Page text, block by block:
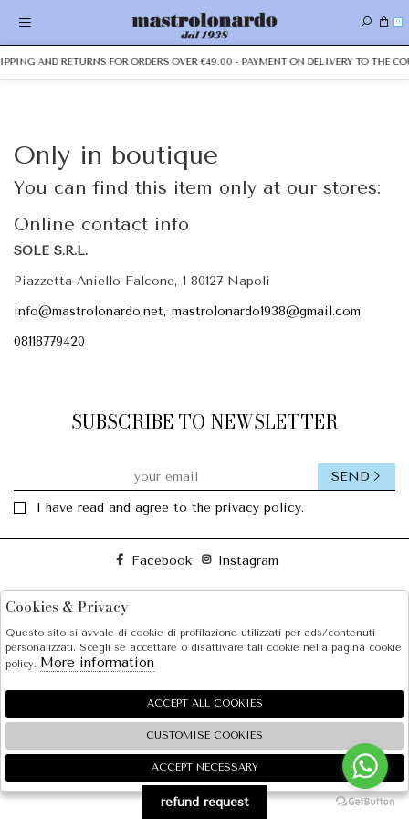
0
AND RETURNS FOR ORDERS OVER €49.00 - PAYMENT ON DELIVERY TO THE
Only in boutique
You can find this item only at our stores:
Online contact info
SOLE S.R.L.
Piazzetta Aniello Falcone, 1 80127 Napoli
info@mastrolonardo.net, mastrolonardo1938@gmail.com
08118779420
SUBSCRIBE TO NEWSLETTER
I have read and agree to the privacy policy.
SEND
Facebook Instagram
SHOPPING
EXTRA
gruppo Zucchetti
🍪
refund request
Cookies & Privacy
Questo sito si avvale di cookie di profilazione utilizzati per ads/contenuti
personalizzati. Scegli se accettare o disattivare tali cookie nella pagina cookie
policy. More information
ACCEPT ALL COOKIES
CUSTOMISE COOKIES
ACCEPT NECESSARY